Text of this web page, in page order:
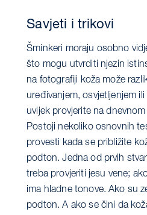
Savjeti i trikovi
Šminkeri moraju osobno
što mogu utvrditi njezin
na fotografiji koža može
uređivanjem, osvjetljenjem
uvijek provjerite na
Postoji nekoliko osnovnih
provesti kada se približite
podton. Jedna od prvih
treba provjeriti jesu vene;
ima hladne tonove. Ako su
podton. A ako se čini da